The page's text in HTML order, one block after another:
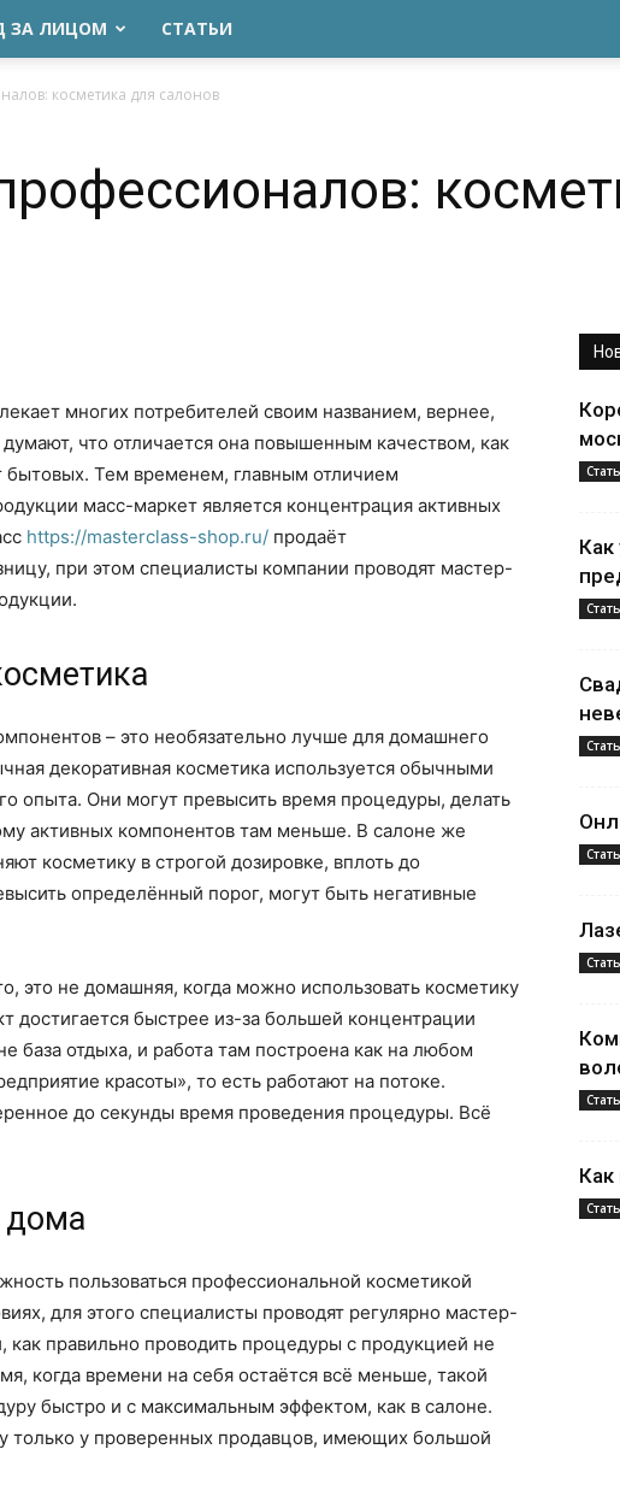
ЗА ЛИЦОМ СТАТЬИ
косметика для салонов
многих потребителей своим названием, вернее,
что отличается она повышенным качеством, как
Тем временем, главным отличием
масс-маркет является концентрация активных
https://masterclass-shop.ru/ продаёт
при этом специалисты компании проводят мастер-
– это необязательно лучше для домашнего
декоративная косметика используется обычными
опыта. Они могут превысить время процедуры, делать
активных компонентов там меньше. В салоне же
косметику в строгой дозировке, вплоть до
определённый порог, могут быть негативные
это не домашняя, когда можно использовать косметику
достигается быстрее из-за большей концентрации
база отдыха, и работа там построена как на любом
красоты», то есть работают на потоке.
до секунды время проведения процедуры. Всё
пользоваться профессиональной косметикой
для этого специалисты проводят регулярно мастер-
как правильно проводить процедуры с продукцией не
когда времени на себя остаётся всё меньше, такой
быстро и с максимальным эффектом, как в салоне.
только у проверенных продавцов, имеющих большой